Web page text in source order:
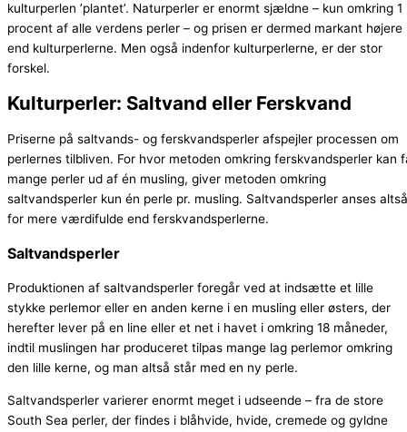
kulturperlen ’plantet’. Naturperler er enormt sjældne – kun omkring 1
procent af alle verdens perler – og prisen er dermed markant højere
end kulturperlerne. Men også indenfor kulturperlerne, er der stor
forskel.
Kulturperler: Saltvand eller Ferskvand
Priserne på saltvands- og ferskvandsperler afspejler processen om
perlernes tilbliven. For hvor metoden omkring ferskvandsperler kan
mange perler ud af én musling, giver metoden omkring
saltvandsperler kun én perle pr. musling. Saltvandsperler anses altså
for mere værdifulde end ferskvandsperlerne.
Saltvandsperler
Produktionen af saltvandsperler foregår ved at indsætte et lille
stykke perlemor eller en anden kerne i en musling eller østers, der
herefter lever på en line eller et net i havet i omkring 18 måneder,
indtil muslingen har produceret tilpas mange lag perlemor omkring
den lille kerne, og man altså står med en ny perle.
Saltvandsperler varierer enormt meget i udseende – fra de store
South Sea perler, der findes i blåhvide, hvide, cremede og gyldne